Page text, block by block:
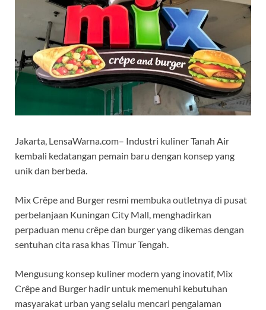
Jakarta, LensaWarna.com– Industri kuliner Tanah Air
kembali kedatangan pemain baru dengan konsep yang
unik dan berbeda.
Mix Crêpe and Burger resmi membuka outletnya di pusat
perbelanjaan Kuningan City Mall, menghadirkan
perpaduan menu crêpe dan burger yang dikemas dengan
sentuhan cita rasa khas Timur Tengah.
Mengusung konsep kuliner modern yang inovatif, Mix
Crêpe and Burger hadir untuk memenuhi kebutuhan
masyarakat urban yang selalu mencari pengalaman